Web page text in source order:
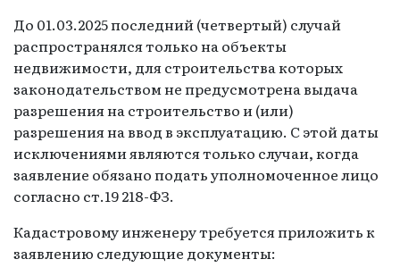
До 01.03.2025 последний (четвертый) случай
распространялся только на объекты
недвижимости, для строительства которых
законодательством не предусмотрена выдача
разрешения на строительство и (или)
разрешения на ввод в эксплуатацию. С этой даты
исключениями являются только случаи, когда
заявление обязано подать уполномоченное лицо
согласно ст.19 218-ФЗ.
Кадастровому инженеру требуется приложить к
заявлению следующие документы: